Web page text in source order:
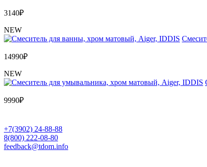
3140₽
NEW
14990₽
NEW
9990₽
+7(3902) 24-88-88
8(800) 222-08-80
feedback@tdom.info